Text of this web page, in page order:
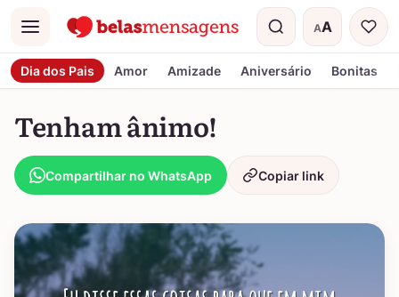
Menu AA
Tamanho do
Dia dos Pais Amor Amizade Aniversário Bonitas
Tenham ânimo!
Compartilhar no WhatsApp Copiar link